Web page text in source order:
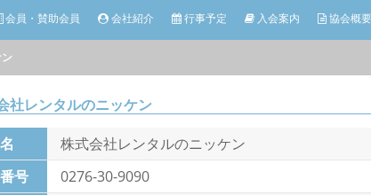
会員・賛助会員 会社紹介 行事予定 入会案内 協会概要
社レンタルのニッケン
株式会社レンタルのニッケン
号
0276-30-9090